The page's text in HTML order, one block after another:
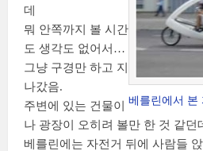
베를린에서 본
데
뭐 안쪽까지 볼 시간
도 생각도 없어서…
그냥 구경만 하고 지
나갔음.
주변에 있는 건물이
나 광장이 오히려 볼만 한 것 같
베를린에는 자전거 뒤에 사람들